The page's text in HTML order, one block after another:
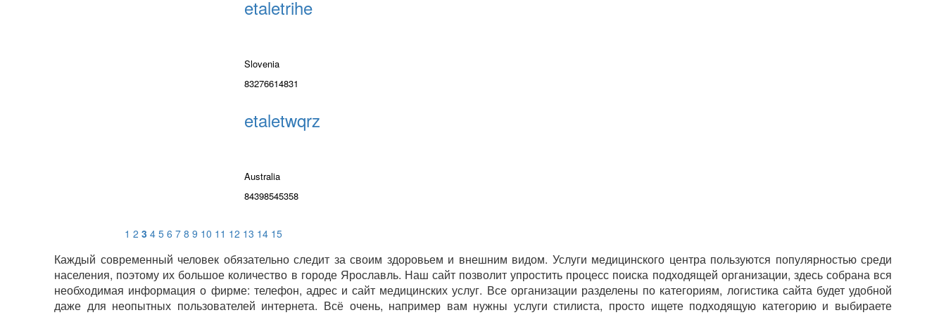
etaletrihe
Slovenia
83276614831
etaletwqrz
Australia
84398545358
1 2 3 4 5 6 7 8 9 10 11 12 13 14 15
Каждый современный человек обязательно следит за своим здоровьем и внешним видом. Услуги медицинского центра пользуются популярностью среди
населения, поэтому их большое количество в городе Ярославль. Наш сайт позволит упростить процесс поиска подходящей организации, здесь собрана вся
необходимая информация о фирме: телефон, адрес и сайт медицинских услуг. Все организации разделены по категориям, логистика сайта будет удобной
даже для неопытных пользователей интернета. Всё очень, например вам нужны услуги стилиста, просто ищете подходящую категорию и выбираете